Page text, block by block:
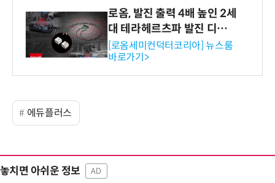
로옴, 발진 출력 4배 높인 2세
대 테라헤르츠파 발진 디바이
스 개발
[로옴세미컨덕터코리아] 뉴스룸
바로가기>
에듀플러스
놓치면 아쉬운 정보 AD